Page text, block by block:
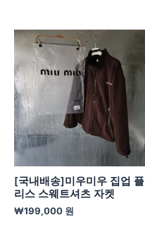
[국내배송]미우미우 집업 플
리스 스웨트셔츠 자켓
₩199,000 원